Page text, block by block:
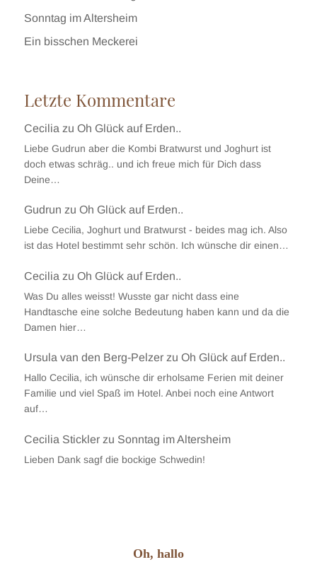
Sonntag im Altersheim
Ein bisschen Meckerei
Letzte Kommentare
Cecilia zu Oh Glück auf Erden..
Liebe Gudrun aber die Kombi Bratwurst und Joghurt ist
doch etwas schräg.. und ich freue mich für Dich dass
Deine…
Gudrun zu Oh Glück auf Erden..
Liebe Cecilia, Joghurt und Bratwurst - beides mag ich. Also
ist das Hotel bestimmt sehr schön. Ich wünsche dir einen…
Cecilia zu Oh Glück auf Erden..
Was Du alles weisst! Wusste gar nicht dass eine
Handtasche eine solche Bedeutung haben kann und da die
Damen hier…
Ursula van den Berg-Pelzerzu Oh Glück auf Erden..
Hallo Cecilia, ich wünsche dir erholsame Ferien mit deiner
Familie und viel Spaß im Hotel. Anbei noch eine Antwort
auf…
Cecilia Sticklerzu Sonntag im Altersheim
Lieben Dank sagf die bockige Schwedin!
Oh, hallo